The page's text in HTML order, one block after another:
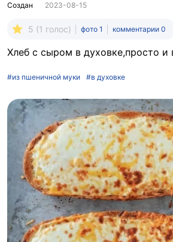
Создан 2023-08-15
5 (1 голос) фото 1 комментарии 0
Хлеб с сыром в духовке,просто и
#из пшеничной муки #в духовке